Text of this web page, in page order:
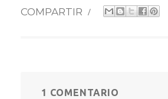
COMPARTIR /
1 COMENTARIO